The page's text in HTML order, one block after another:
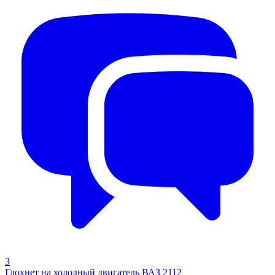
3
Глохнет на холодный двигатель ВАЗ 2112